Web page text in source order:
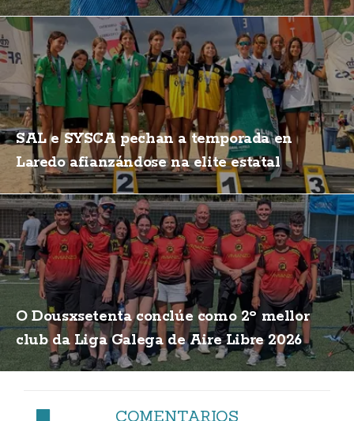
SAL e SYSCA pechan a temporada en
Laredo afianzándose na elite estatal
O Dousxsetenta conclúe como 2º mellor
club da Liga Galega de Aire Libre 2026
COMENTARIOS